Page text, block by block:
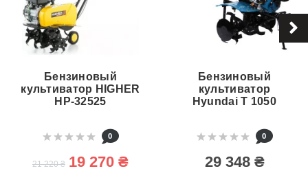
Бензиновый
культиватор HIGHER
HP-32525
0
21 220 ₴ 19 270 ₴
Бензиновый
культиватор
Hyundai T 1050
0
29 348 ₴